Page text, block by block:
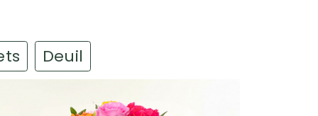
Le Kremlin-Bicêtre
Voir la fiche détaillée
Deuil